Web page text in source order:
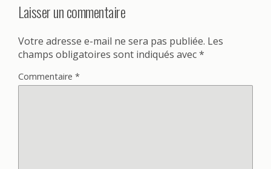
Laisser un commentaire
Votre adresse e-mail ne sera pas publiée. Les
champs obligatoires sont indiqués avec*
Commentaire *